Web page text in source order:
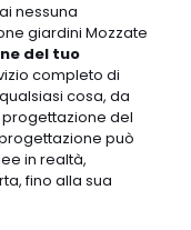
nessuna
giardini Mozzate
del tuo
completo di
cosa, da
del
può
in realtà,
fino alla sua